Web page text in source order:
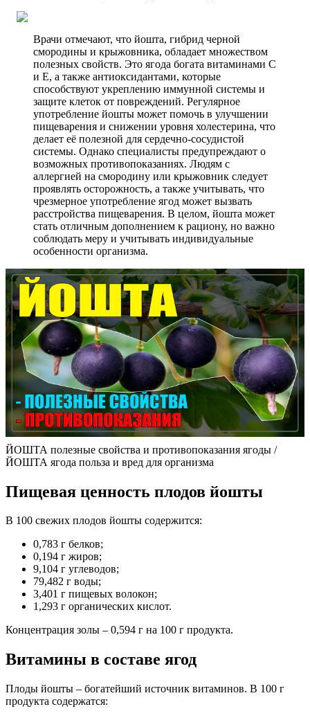
Врачи отмечают, что йошта, гибрид черной
смородины и крыжовника, обладает множеством
полезных свойств. Это ягода богата витаминами C
и E, а также антиоксидантами, которые
способствуют укреплению иммунной системы и
защите клеток от повреждений. Регулярное
употребление йошты может помочь в улучшении
пищеварения и снижении уровня холестерина, что
делает её полезной для сердечно-сосудистой
системы. Однако специалисты предупреждают о
возможных противопоказаниях. Людям с
аллергией на смородину или крыжовник следует
проявлять осторожность, а также учитывать, что
чрезмерное употребление ягод может вызвать
расстройства пищеварения. В целом, йошта может
стать отличным дополнением к рациону, но важно
соблюдать меру и учитывать индивидуальные
особенности организма.
ЙОШТА полезные свойства и противопоказания ягоды /
ЙОШТА ягода польза и вред для организма
Пищевая ценность плодов йошты
В 100 свежих плодов йошты содержится:
0,783 г белков;
0,194 г жиров;
9,104 г углеводов;
79,482 г воды;
3,401 г пищевых волокон;
1,293 г органических кислот.
Концентрация золы – 0,594 г на 100 г продукта.
Витамины в составе ягод
Плоды йошты – богатейший источник витаминов. В 100 г
продукта содержатся: